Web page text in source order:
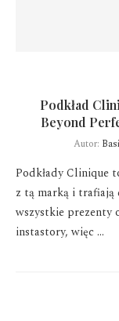
Podkład
Beyond
Autor:
Podkłady Clinique
z tą marką i trafiają
wszystkie prezenty
instastory, więc …